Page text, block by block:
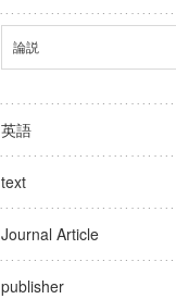
論説
英語
text
Journal Article
publisher